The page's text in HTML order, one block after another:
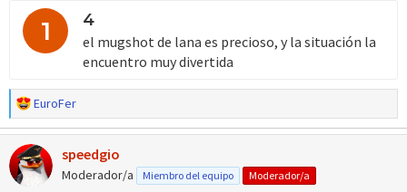
1 4
el mugshot de lana es precioso, y la situación la
encuentro muy divertida
R
e
a
c
c
EuroFer
speedgio
Moderador/a Miembro del equipo Moderador/a